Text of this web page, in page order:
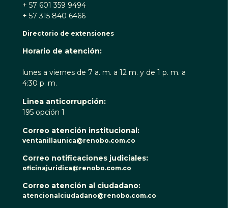
+ 57 601 359 9494
+ 57 315 840 6466
Directorio de extensiones
Horario de atención:
lunes a viernes de 7 a. m. a 12 m. y de 1 p. m. a
4:30 p. m.
Linea anticorrupción:
195 opción 1
Correo atención institucional:
ventanillaunica@renobo.com.co
Correo notificaciones judiciales:
oficinajuridica@renobo.com.co
Correo atención al ciudadano:
atencionalciudadano@renobo.com.co